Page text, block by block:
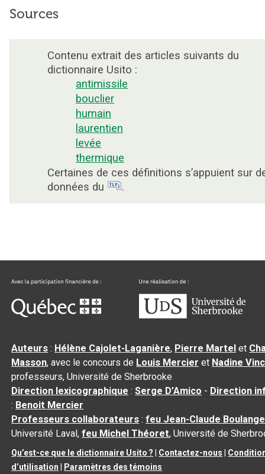
Sources
Contenu extrait des articles suivants du
dictionnaire Usito :
antimissile
bouclier
humain
laurentien
levée
thermique
Certaines de ces définitions s’appuient sur
données du
.
Auteurs : Hélène Cajolet-Laganière, Pierre Martel et
Masson, avec le concours de Louis Mercier et Nadine
professeurs, Université de Sherbrooke
Direction lexicographique :Serge D’Amico - Direction
: Benoit Mercier
Professeurs collaborateurs :feu Jean-Claude
Université Laval,feu Michel Théoret, Université de
Qu’est-ce que le dictionnaire Usito ? Contactez-nous
d’utilisation
Paramètres des témoins